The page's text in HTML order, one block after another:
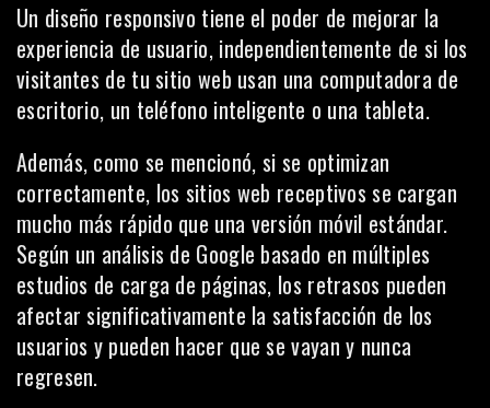
Un diseño responsivo tiene el poder de mejorar la
experiencia de usuario, independientemente de si los
visitantes de tu sitio web usan una computadora de
escritorio, un teléfono inteligente o una tableta.
Además, como se mencionó, si se optimizan
correctamente, los sitios web receptivos se cargan
mucho más rápido que una versión móvil estándar.
Según un análisis de Google basado en múltiples
estudios de carga de páginas, los retrasos pueden
afectar significativamente la satisfacción de los
usuarios y pueden hacer que se vayan y nunca
regresen.